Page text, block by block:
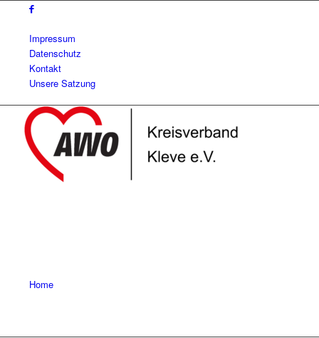
Impressum
Datenschutz
Kontakt
Unsere Satzung
Home